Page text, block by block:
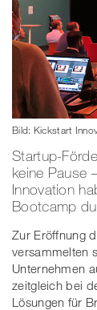
Bild: Kickstart
Startup-
keine Pause
Innovation
Bootcamp
Zur Eröffnung
versammelten
Unternehmen
zeitgleich bei
Lösungen für